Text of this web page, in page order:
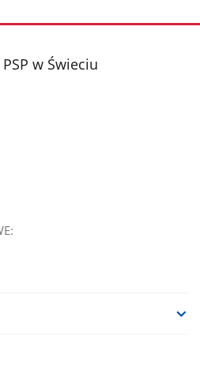
w Świeciu